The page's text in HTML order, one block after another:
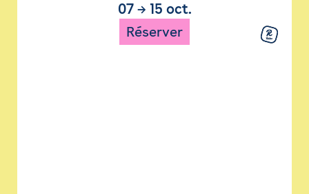
07→ 15 oct.
Réserver